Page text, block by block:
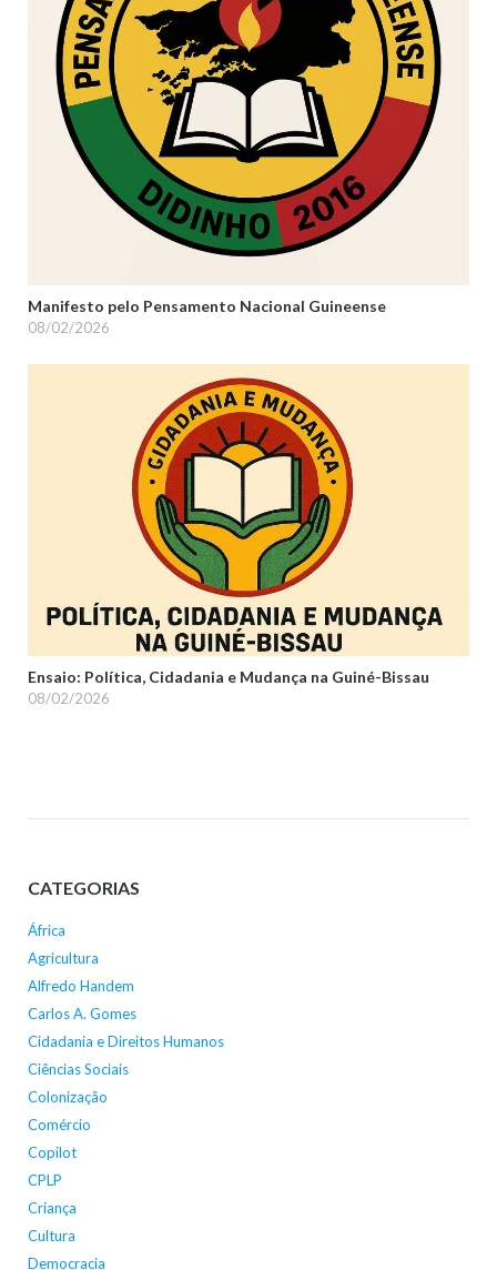
Manifesto pelo Pensamento Nacional Guineense
08/02/2026
Ensaio: Política, Cidadania e Mudança na Guiné-Bissau
08/02/2026
CATEGORIAS
África
Agricultura
Alfredo Handem
Carlos A. Gomes
Cidadania e Direitos Humanos
Ciências Sociais
Colonização
Comércio
Copilot
CPLP
Criança
Cultura
Democracia